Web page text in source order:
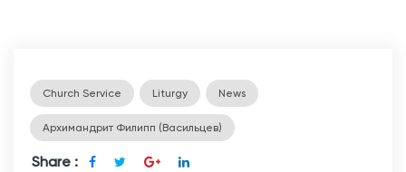
Church Service Liturgy News
Архимандрит Филипп (Васильцев)
Share :